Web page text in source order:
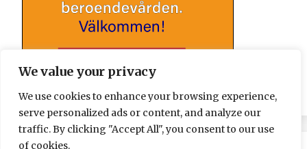
We value your privacy
We use cookies to enhance your browsing experience,
serve personalized ads or content, and analyze our
traffic. By clicking "Accept All", you consent to our use
of cookies.